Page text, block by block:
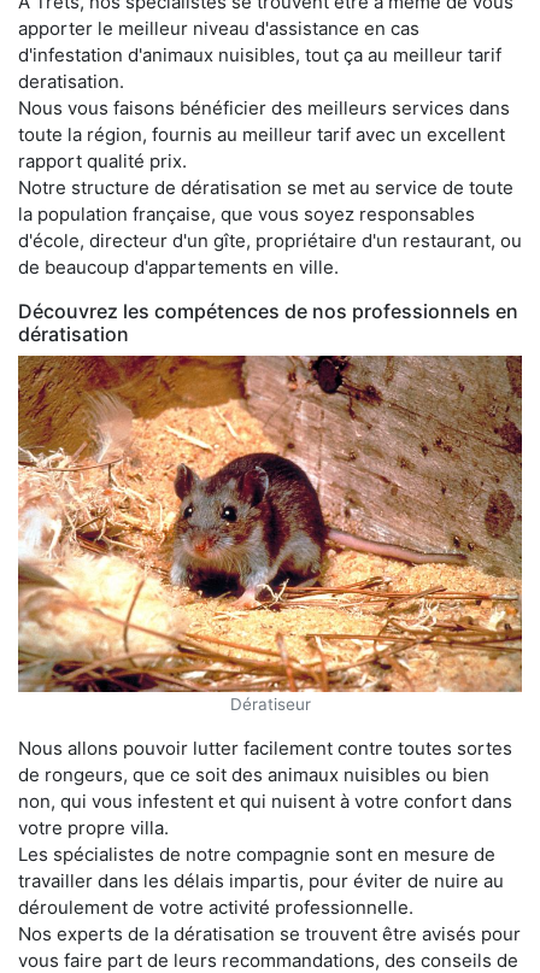
apporter le meilleur niveau d'assistance en cas
d'infestation d'animaux nuisibles, tout ça au meilleur tarif
deratisation.
Nous vous faisons bénéficier des meilleurs services dans
toute la région, fournis au meilleur tarif avec un excellent
rapport qualité prix.
Notre structure de dératisation se met au service de toute
la population française, que vous soyez responsables
d'école, directeur d'un gîte, propriétaire d'un restaurant, ou
de beaucoup d'appartements en ville.
Découvrez les compétences de nos professionnels en
dératisation
Dératiseur
Nous allons pouvoir lutter facilement contre toutes sortes
de rongeurs, que ce soit des animaux nuisibles ou bien
non, qui vous infestent et qui nuisent à votre confort dans
votre propre villa.
Les spécialistes de notre compagnie sont en mesure de
travailler dans les délais impartis, pour éviter de nuire au
déroulement de votre activité professionnelle.
Nos experts de la dératisation se trouvent être avisés pour
vous faire part de leurs recommandations, des conseils de